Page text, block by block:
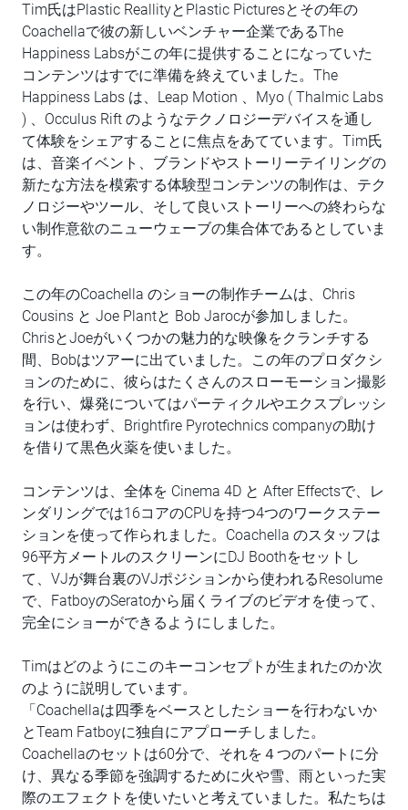
Tim氏はPlastic ReallityとPlastic Picturesとその年の
Coachellaで彼の新しいベンチャー企業であるThe
Happiness Labsがこの年に提供することになっていた
コンテンツはすでに準備を終えていました。The
Happiness Labs は、Leap Motion 、Myo ( Thalmic Labs
) 、Occulus Rift のようなテクノロジーデバイスを通し
て体験をシェアすることに焦点をあてています。Tim氏
は、音楽イベント、ブランドやストーリーテイリングの
新たな方法を模索する体験型コンテンツの制作は、テク
ノロジーやツール、そして良いストーリーへの終わらな
い制作意欲のニューウェーブの集合体であるとしていま
す。
この年のCoachella のショーの制作チームは、Chris
Cousins と Joe Plantと Bob Jarocが参加しました。
ChrisとJoeがいくつかの魅力的な映像をクランチする
間、Bobはツアーに出ていました。この年のプロダクシ
ョンのために、彼らはたくさんのスローモーション撮影
を行い、爆発についてはパーティクルやエクスプレッシ
ョンは使わず、Brightfire Pyrotechnics companyの助け
を借りて黒色火薬を使いました。
コンテンツは、全体を Cinema 4D と After Effectsで、レ
ンダリングでは16コアのCPUを持つ4つのワークステー
ションを使って作られました。Coachella のスタッフは
96平方メートルのスクリーンにDJ Boothをセットし
て、VJが舞台裏のVJポジションから使われるResolume
で、FatboyのSeratoから届くライブのビデオを使って、
完全にショーができるようにしました。
Timはどのようにこのキーコンセプトが生まれたのか次
のように説明しています。
「Coachellaは四季をベースとしたショーを行わないか
とTeam Fatboyに独自にアプローチしました。
Coachellaのセットは60分で、それを４つのパートに分
け、異なる季節を強調するために火や雪、雨といった実
際のエフェクトを使いたいと考えていました。私たちは